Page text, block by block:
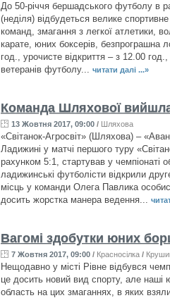
До 50-річчя бершадського футболу в
(неділя) відбудеться велике
команд, змагання з легкої атлетики,
карате, юних боксерів, безпрограшна
год., урочисте відкриття – з 12.00
ветеранів футболу... читати далі ...»
Команда Шляхової
13 Жовтня 2017, 09:00 / Шляхова
«Світанок-Агросвіт» (Шляхова) –
Ладижині у матчі першого туру
рахунком 5:1, стартував у чемпіонаті
ладижинські футболісти відкрили
місць у команди Олега Павлика
досить жорстка манера ведення...
Вагомі здобутки юних
7 Жовтня 2017, 09:00 / Красносілка /
Нещодавно у місті Рівне відбувся
це досить новий вид спорту, але наші
область на цих змаганнях, в яких